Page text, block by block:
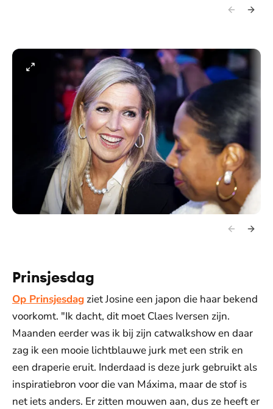
Prinsjesdag
Op Prinsjesdag ziet Josine een japon die haar bekend
voorkomt. "Ik dacht, dit moet Claes Iversen zijn.
Maanden eerder was ik bij zijn catwalkshow en daar
zag ik een mooie lichtblauwe jurk met een strik en
een draperie eruit. Inderdaad is deze jurk gebruikt als
inspiratiebron voor die van Máxima, maar de stof is
net iets anders. Er zitten mouwen aan, dus ze heeft er